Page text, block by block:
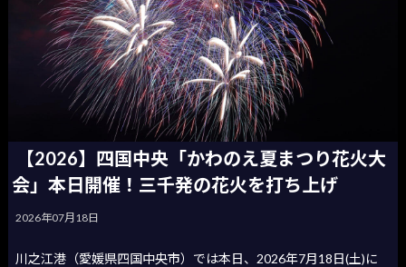
【2026】四国中央「かわのえ夏まつり花火大
会」本日開催！三千発の花火を打ち上げ
2026年07月18日
川之江港（愛媛県四国中央市）では本日、2026年7月18日(土)に